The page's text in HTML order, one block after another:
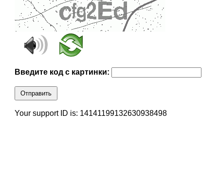
Введите код с картинки:
Отправить
Your support ID is: 14141199132630938498